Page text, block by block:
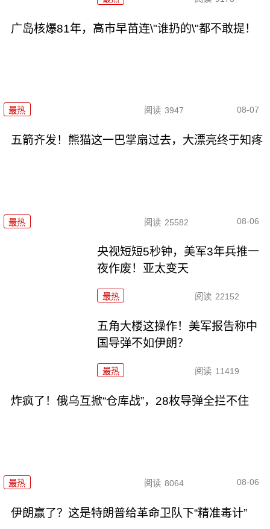
广岛核爆81年，高市早苗连\"谁扔的\"都不敢提！
最热 阅读 3947 08-07
五箭齐发！熊猫这一巴掌扇过去，大漂亮终于知疼
最热 阅读 25582 08-06
央视短短5秒钟，美军3年兵推一
夜作废！亚太变天
最热 阅读 22152
五角大楼这操作！美军报告称中
国导弹不如伊朗？
最热 阅读 11419
炸疯了！俄乌互掀“仓库战”，28枚导弹全拦不住
最热 阅读 8064 08-06
伊朗赢了？这是特朗普给革命卫队下“精准毒计”